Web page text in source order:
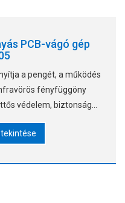
PCB-vágó gép
a pengét, a működés
fényfüggöny
védelem, biztonságos